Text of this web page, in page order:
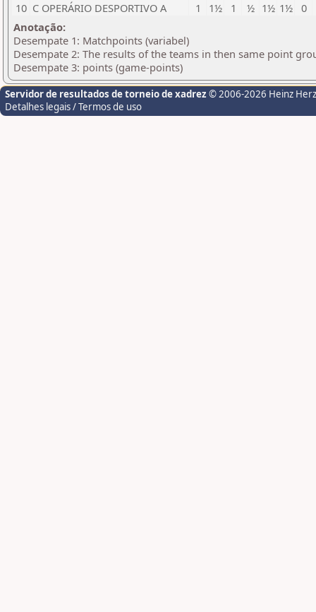
10 C OPERÁRIO DESPORTIVO A 1 1½ 1 ½ 1½ 1½ 0
Anotação:
Desempate 1: Matchpoints (variabel)
Desempate 2: The results of the teams in then same point
Desempate 3: points (game-points)
Servidor de resultados de torneio de xadrez © 2006-2026 Heinz
Detalhes legais / Termos de uso